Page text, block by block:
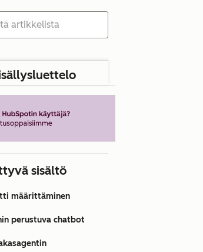
sisältö
määrittäminen
perustuva chatbot